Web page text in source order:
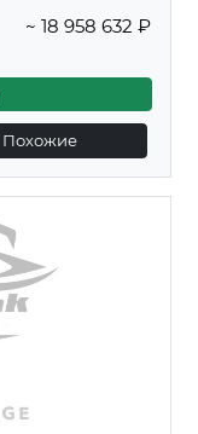
~ 18 958 632 ₽
Похожие